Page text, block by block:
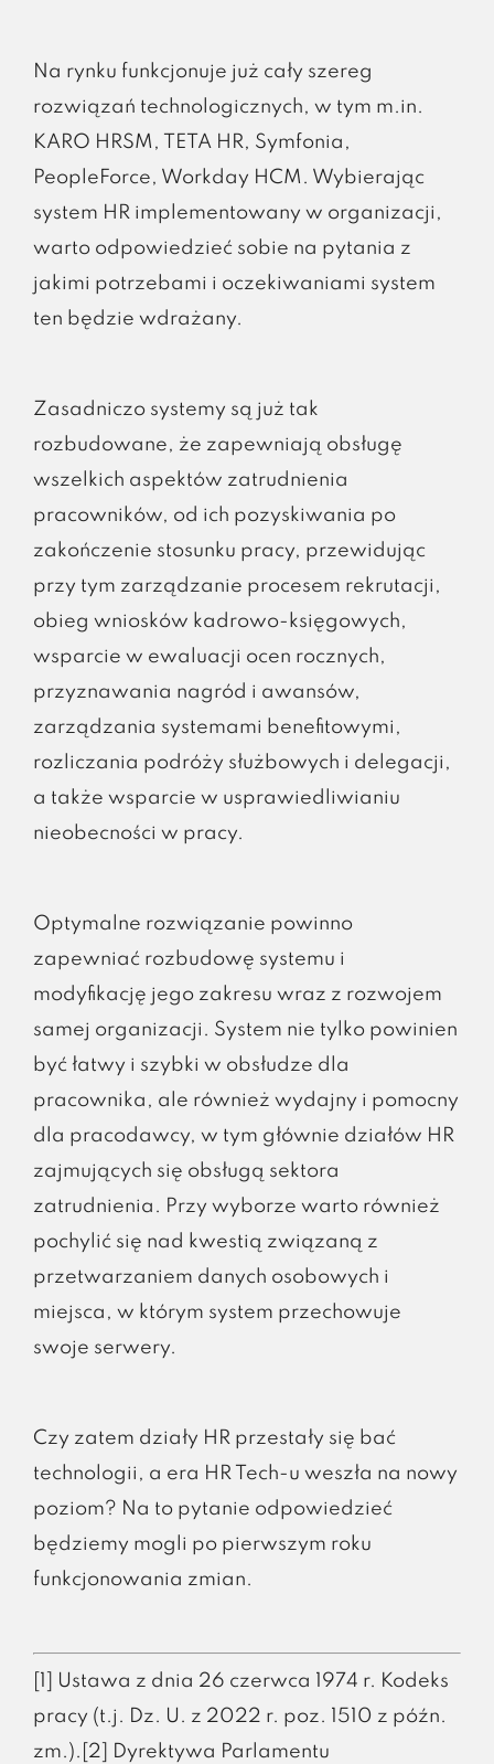
Na rynku funkcjonuje już cały szereg
rozwiązań technologicznych, w tym m.in.
KARO HRSM, TETA HR, Symfonia,
PeopleForce, Workday HCM. Wybierając
system HR implementowany w organizacji,
warto odpowiedzieć sobie na pytania z
jakimi potrzebami i oczekiwaniami system
ten będzie wdrażany.
Zasadniczo systemy są już tak
rozbudowane, że zapewniają obsługę
wszelkich aspektów zatrudnienia
pracowników, od ich pozyskiwania po
zakończenie stosunku pracy, przewidując
przy tym zarządzanie procesem rekrutacji,
obieg wniosków kadrowo-księgowych,
wsparcie w ewaluacji ocen rocznych,
przyznawania nagród i awansów,
zarządzania systemami benefitowymi,
rozliczania podróży służbowych i delegacji,
a także wsparcie w usprawiedliwianiu
nieobecności w pracy.
Optymalne rozwiązanie powinno
zapewniać rozbudowę systemu i
modyfikację jego zakresu wraz z rozwojem
samej organizacji. System nie tylko powinien
być łatwy i szybki w obsłudze dla
pracownika, ale również wydajny i pomocny
dla pracodawcy, w tym głównie działów HR
zajmujących się obsługą sektora
zatrudnienia. Przy wyborze warto również
pochylić się nad kwestią związaną z
przetwarzaniem danych osobowych i
miejsca, w którym system przechowuje
swoje serwery.
Czy zatem działy HR przestały się bać
technologii, a era HR Tech-u weszła na nowy
poziom? Na to pytanie odpowiedzieć
będziemy mogli po pierwszym roku
funkcjonowania zmian.
[1] Ustawa z dnia 26 czerwca 1974 r. Kodeks
pracy (t.j. Dz. U. z 2022 r. poz. 1510 z późn.
zm.).[2] Dyrektywa Parlamentu